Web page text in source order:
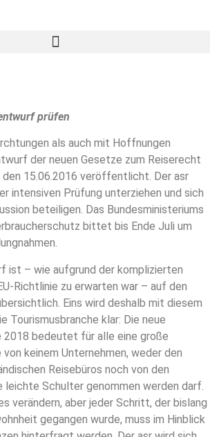
prüfen
als auch mit Hoffnungen
der neuen Gesetze zum Reiserecht
15.06.2016 veröffentlicht. Der asr
intensiven Prüfung unterziehen und sich
beteiligen. Das Bundesministeriums
bittet bis Ende Juli um
ist – wie aufgrund der komplizierten
Richtlinie zu erwarten war – auf den
Eins wird deshalb mit diesem
Tourismusbranche klar: Die neue
bedeutet für alle eine große
keinem Unternehmen, weder den
Reisebüros noch von den
leichte Schulter genommen werden darf.
verändern, aber jeder Schritt, der bislang
gegangen wurde, muss im Hinblick